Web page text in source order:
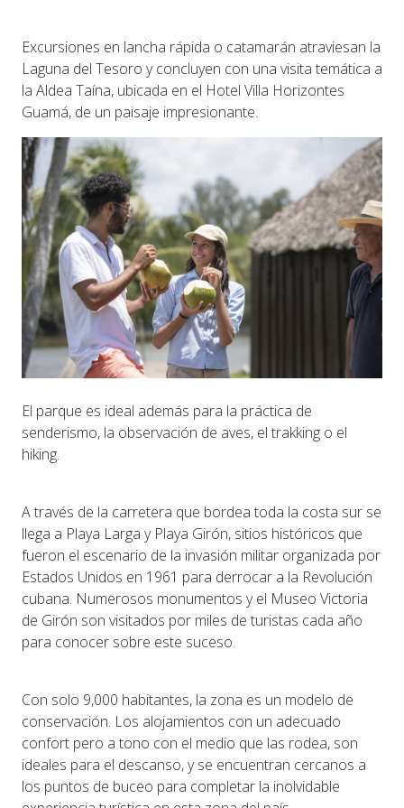
Excursiones en lancha rápida o catamarán atraviesan la
Laguna del Tesoro y concluyen con una visita temática a
la Aldea Taína, ubicada en el Hotel Villa Horizontes
Guamá, de un paisaje impresionante.
El parque es ideal además para la práctica de
senderismo, la observación de aves, el trakking o el
hiking.
A través de la carretera que bordea toda la costa sur se
llega a Playa Larga y Playa Girón, sitios históricos que
fueron el escenario de la invasión militar organizada por
Estados Unidos en 1961 para derrocar a la Revolución
cubana. Numerosos monumentos y el Museo Victoria
de Girón son visitados por miles de turistas cada año
para conocer sobre este suceso.
Con solo 9,000 habitantes, la zona es un modelo de
conservación. Los alojamientos con un adecuado
confort pero a tono con el medio que las rodea, son
ideales para el descanso, y se encuentran cercanos a
los puntos de buceo para completar la inolvidable